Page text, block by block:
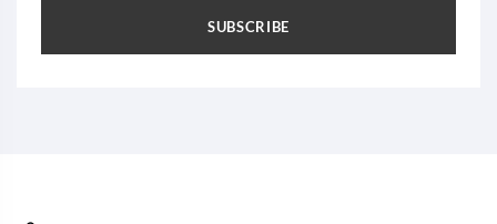
SUBSCRIBE